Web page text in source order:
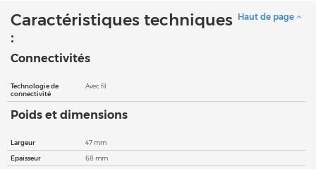
Haut de page
Caractéristiques techniques
:
Connectivités
Technologie de
connectivité
Avec fil
Poids et dimensions
Largeur
47 mm
Épaisseur
68 mm